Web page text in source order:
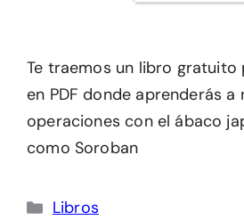
Te traemos un libro gratuito
en PDF donde aprenderás
operaciones con el ábaco
como Soroban
Categorías
Libros